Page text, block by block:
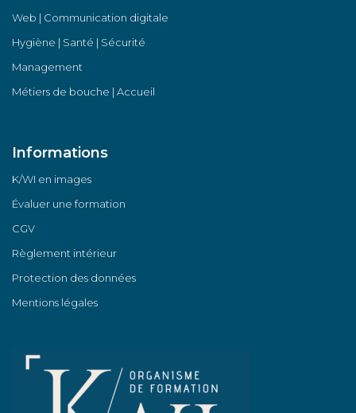
Web | Communication digitale
Hygiène | Santé | Sécurité
Management
Métiers de bouche | Accueil
Informations
K/WI en images
Évaluer une formation
CGV
Règlement intérieur
Protection des données
Mentions légales